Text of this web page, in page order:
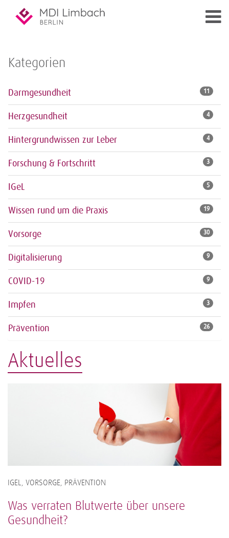
Kategorien
Darmgesundheit 11
Herzgesundheit 4
Hintergrundwissen zur Leber 4
Forschung & Fortschritt 3
IGeL 5
Wissen rund um die Praxis 19
Vorsorge 30
Digitalisierung 9
COVID-19 9
Impfen 3
Prävention 26
Aktuelles
IGEL, VORSORGE, PRÄVENTION
Was verraten Blutwerte über unsere
Gesundheit?